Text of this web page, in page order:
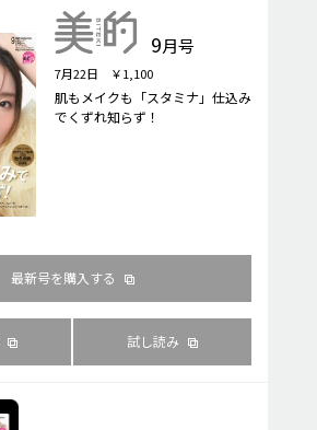
9月号
7月22日 ￥1,100
肌もメイクも「スタミナ」仕込み
でくずれ知らず！
最新号を購入する
試し読み